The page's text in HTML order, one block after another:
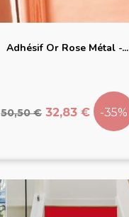
Adhésif Or Rose Métal -...
de
50,50 € 32,83 €
-35%